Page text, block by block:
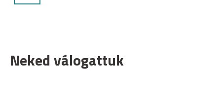
Neked válogattuk